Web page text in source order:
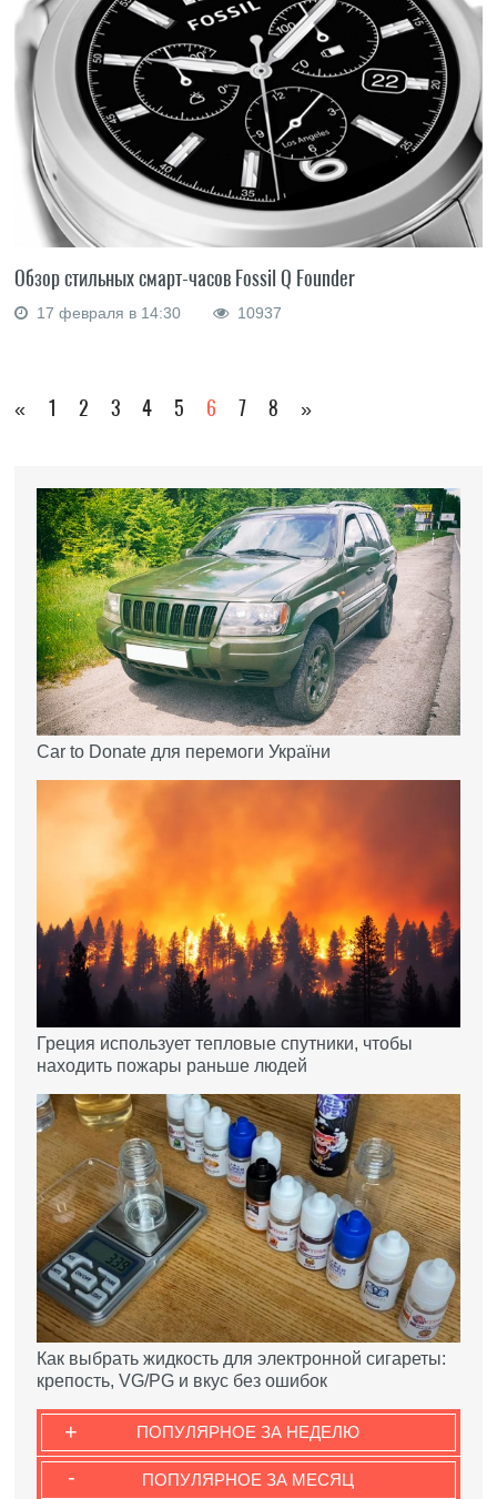
Обзор стильных смарт-часов Fossil Q Founder
17 февраля в 14:30 10937
« 1 2 3 4 5 6 7 8 »
Car to Donate для перемоги України
Греция использует тепловые спутники, чтобы
находить пожары раньше людей
Как выбрать жидкость для электронной сигареты:
крепость, VG/PG и вкус без ошибок
ПОПУЛЯРНОЕ ЗА НЕДЕЛЮ
+
ПОПУЛЯРНОЕ ЗА МЕСЯЦ
-